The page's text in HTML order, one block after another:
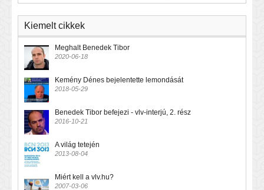
Kiemelt cikkek
Meghalt Benedek Tibor
2020-06-18
Kemény Dénes bejelentette lemondását
2018-05-29
Benedek Tibor befejezi - vlv-interjú, 2. rész
2016-10-21
A világ tetején
2013-08-04
Miért kell a vlv.hu?
2007-03-06